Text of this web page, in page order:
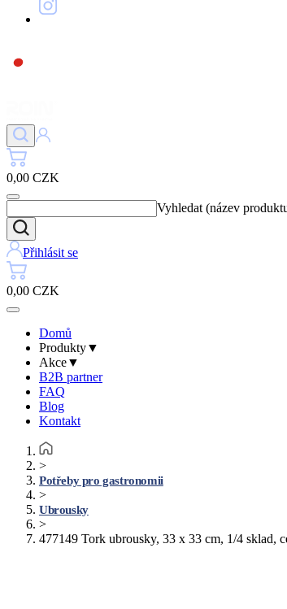
0,00 CZK
Vyhledat (název
Přihlásit se
0,00 CZK
Domů
Produkty▼
Akce▼
B2B partner
FAQ
Blog
Kontakt
>
Potřeby pro gastronomii
>
Ubrousky
>
477149 Tork ubrousky, 33 x 33 cm, 1/4 sklad,